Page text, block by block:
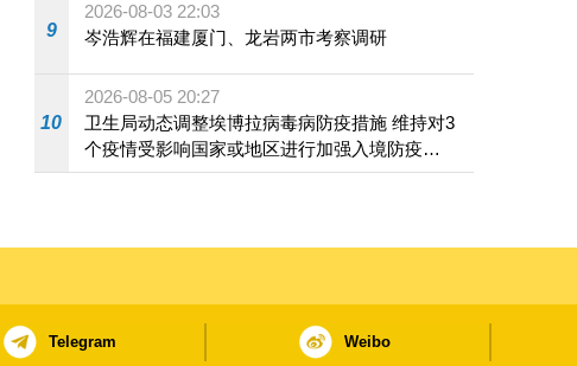
9
2026-08-03 22:03
岑浩辉在福建厦门、龙岩两市考察调研
10
2026-08-05 20:27
卫生局动态调整埃博拉病毒病防疫措施 维持对3
个疫情受影响国家或地区进行加强入境防疫措
施
Telegram Weibo